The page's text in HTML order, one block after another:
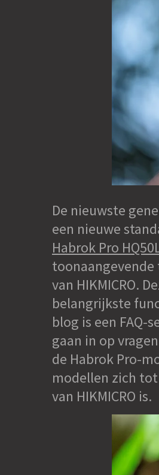
De nieuwste
een nieuwe
Habrok Pro
toonaangevende
van HIKMICRO.
belangrijkste
blog is een
gaan in op
de Habrok Pro-
modellen zich
van HIKMICRO is.